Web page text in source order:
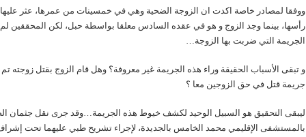
ووفقا لمصادر خاصة اكدت ان الزوجة الضحية وهي في خمسينات من عمرها، عثر
رأسها، بينما وجد الزوج و هو في عقده السادس معلقا بواسطة حبل، لكن المحققين لم
الجريمة التي ضربت بها الزوجة…
و تبقى الأسباب الحقيقة وراء هذه الجريمة غير معروفة؟ وهل قام الزوج بقتل زوجته
جريمة قتل في حق الزوجين معا ؟
ليبقى التحقيق هو السبيل الوحيد لكشف خيوط هذه الجريمة…وقد جرى نقل جثمان
بالمستشفى الإقليمي محمد الخامس بالجديدة، لإجراء تشريح طبي عليهما تحت إشراف